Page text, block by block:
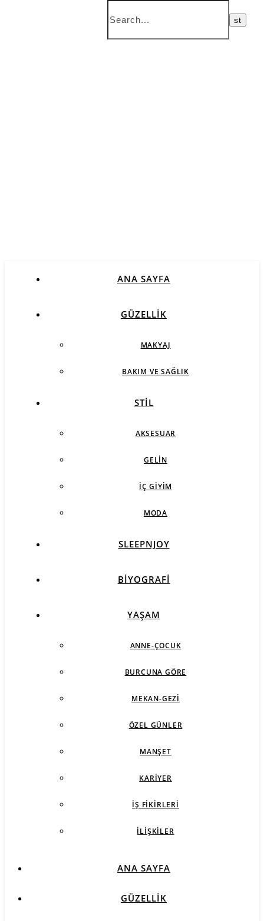
ANA SAYFA
GÜZELLIK
MAKYAJ
BAKIM VE SAĞLIK
STIL
AKSESUAR
GELIN
İÇ GIYIM
MODA
SLEEPNJOY
BIYOGRAFI
YAŞAM
ANNE-ÇOCUK
BURCUNA GÖRE
MEKAN-GEZI
ÖZEL GÜNLER
MANŞET
KARIYER
İŞ FIKIRLERI
İLIŞKILER
ANA SAYFA
GÜZELLIK